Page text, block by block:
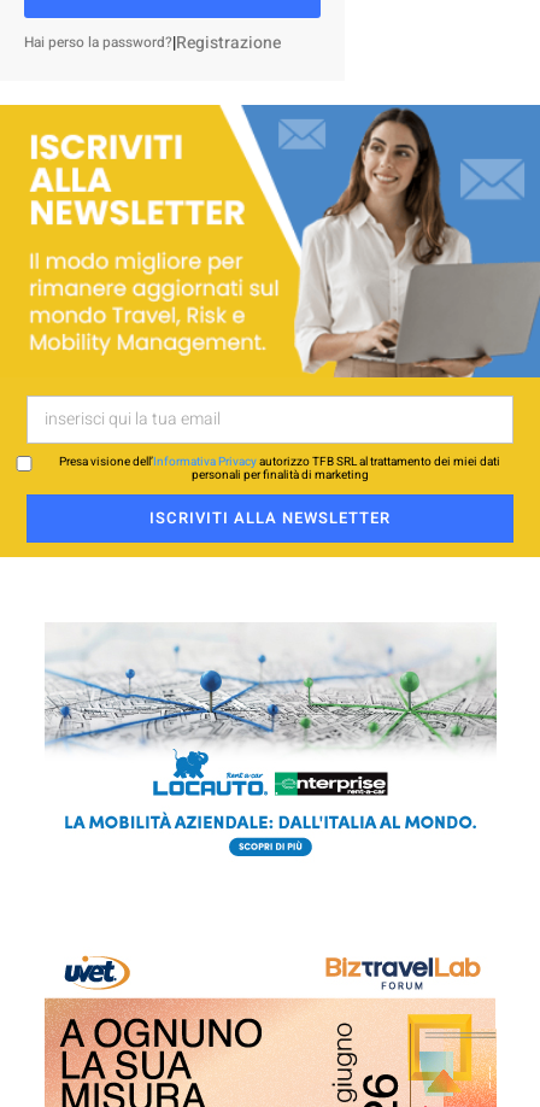
Hai perso la password?|Registrazione
Presa visione dell’Informativa Privacyautorizzo TFB SRL al trattamento dei miei dati
personali per finalità di marketing
ISCRIVITI ALLA NEWSLETTER